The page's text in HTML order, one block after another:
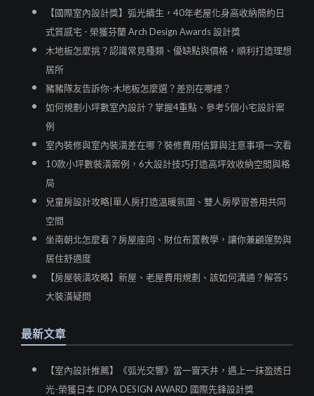
【國際室內設計獎】弧光續生，40年老屋化身高收納簡約日
式質感宅 - 榮獲芬蘭 Arch Design Awards 設計獎
木地板怎麼挑？認識常見種類、優缺點與價格，順利打造理想
居所
豬豬隊友告訴你-木地板怎麼選？差別在哪裡？
如何規劃小坪數室內設計？掌握4重點、參考5個小宅設計案
例
室內裝修與室內裝潢差在哪？裝修費用估算與注意事項一次看
10款小坪數裝潢案例，6大設計技巧打造高坪效收納空間與格
局
兒童房設計攻略|單人房打造溫暖氛圍、雙人房學習善用共同
空間
坐南朝北怎麼看？房屋座向、財位布置教學，讓你兼顧運勢與
居住舒適度
【房屋裝潢攻略】新屋、老屋費用規劃、該如何溝通？解答5
大裝潢疑問
最新文章
【室內設計推薦】《弧光交響》當一窗天井，遇上一抹盈透日
光-榮獲日本 IDPA DESIGN AWARD 國際先鋒設計獎